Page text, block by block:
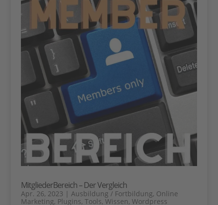
MitgliederBereich – Der Vergleich
Apr. 26, 2023 | Ausbildung / Fortbildung, Online
Marketing, Plugins, Tools, Wissen, Wordpress